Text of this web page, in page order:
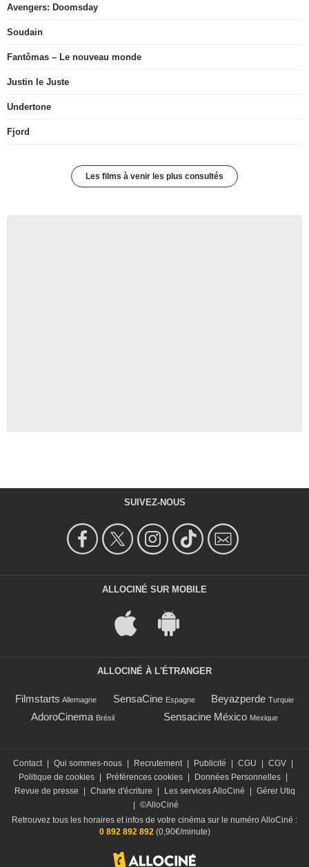
Avengers: Doomsday
Soudain
Fantômas – Le nouveau monde
Justin le Juste
Undertone
Fjord
Les films à venir les plus consultés
SUIVEZ-NOUS
ALLOCINÉ SUR MOBILE
ALLOCINÉ À L'ÉTRANGER
Filmstarts Allemagne SensaCine Espagne Beyazperde Turquie
AdoroCinema Brésil Sensacine México Mexique
Contact | Qui sommes-nous | Recrutement | Publicité | CGU | CGV |
Politique de cookies | Préférences cookies | Données Personnelles |
Revue de presse
| Charte d'écriture | Les services AlloCiné | Gérer Utiq
| ©AlloCiné
Retrouvez tous les horaires et infos de votre cinéma sur le numéro AlloCiné :
0 892 892 892 (0,90€/minute)